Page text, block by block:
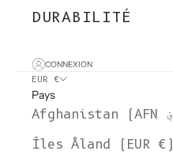
DURABILITÉ
CONNEXION
EUR €
Pays
Îles Åland (EUR €)